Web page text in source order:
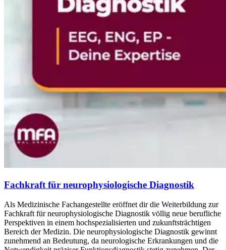
Fachkraft für neurophysiologische Diagnostik
Als Medizinische Fachangestellte eröffnet dir die Weiterbildung zur
Fachkraft für neurophysiologische Diagnostik völlig neue berufliche
Perspektiven in einem hochspezialisierten und zukunftsträchtigen
Bereich der Medizin. Die neurophysiologische Diagnostik gewinnt
zunehmend an Bedeutung, da neurologische Erkrankungen und die